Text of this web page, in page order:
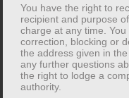
infraction, nous
immédiatement.
Responsabilité
Le contenu de nos
soin. Cependant,
You have the right to
recipient and purpose
charge at any time.
correction, blocking or
the address given in
any further questions
the right to lodge a
authority.